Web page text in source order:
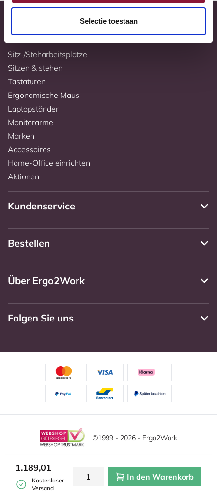
Selectie toestaan
1.189,01
Kostenloser
Versand
In den Warenkorb
Sitz-/Steharbeitsplätze
Sitzen & stehen
Tastaturen
Ergonomische Maus
Laptopständer
Monitorarme
Marken
Accessoires
Home-Office einrichten
Aktionen
Kundenservice
Bestellen
Über Ergo2Work
Folgen Sie uns
©1999 - 2026 - Ergo2Work
Haftungsausschluss
Allgemeine Geschäftsbedingungen
Cookie-Einstellungen